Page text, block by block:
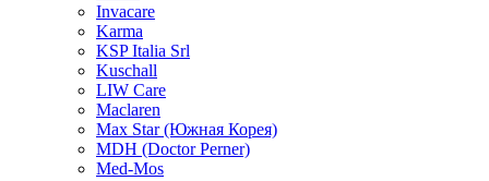
Invacare
Karma
KSP Italia Srl
Kuschall
LIW Care
Maclaren
Max Star (Южная Корея)
MDH (Doctor Perner)
Med-Mos